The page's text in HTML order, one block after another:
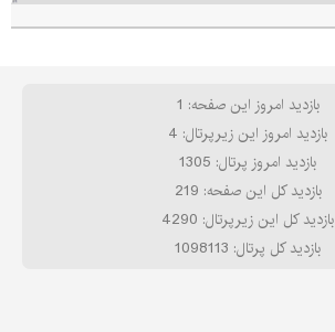
بازدید امروز این صفحه: 1
بازدید امروز این زیرپرتال: 4
بازدید امروز پرتال: 1305
بازدید کل این صفحه: 219
بازدید کل این زیرپرتال: 4290
بازدید کل پرتال: 1098113